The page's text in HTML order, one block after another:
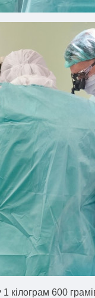
кілограм 600